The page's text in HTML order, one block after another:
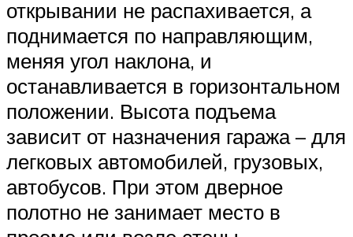
открывании не распахивается, а
поднимается по направляющим,
меняя угол наклона, и
останавливается в горизонтальном
положении. Высота подъема
зависит от назначения гаража – для
легковых автомобилей, грузовых,
автобусов. При этом дверное
полотно не занимает место в